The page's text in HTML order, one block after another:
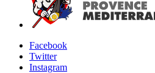
Facebook
Twitter
Instagram